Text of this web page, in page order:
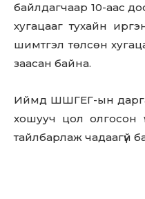
байлдагчаар 10-аас
хугацааг тухайн
шимтгэл төлсөн
заасан байна.
Иймд ШШГЕГ-ын
хошууч цол олгосон
тайлбарлаж чадаагүй